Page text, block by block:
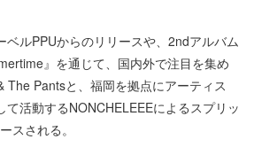
ベルPPUからのリリースや、2ndアルバム
』を通じて、国内外で注目を集め
The Pantsと、福岡を拠点にアーティス
て活動するNONCHELEEEによるスプリッ
スされる。